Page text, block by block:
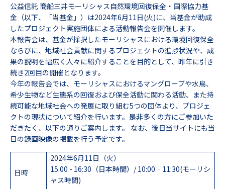
公益信託 商船三井モーリシャス自然環境回復保全・国際協力基
金（以下、「当基金」）は2024年6月11日(火)に、当基金が助成
したプロジェクト実施団体による活動報告会を開催します。
本報告会は、基金が採択したモーリシャスにおける環境回復保全
ならびに、地域社会貢献に関するプロジェクトの進捗状況や、成
果の説明を幅広く人々に紹介することを目的として、昨年に引き
続き2回目の開催となります。
今年の報告会では、モーリシャスにおけるマングローブや水鳥、
希少生物など生態系の回復および保全活動に関わる活動、また持
続可能な地域社会への発展に取り組む5つの団体より、プロジェ
クトの現状について紹介を行います。是非多くの方にご参加いた
だきたく、以下の通りご案内します。 なお、後日当サイトにも当
日の録画映像の掲載を行う予定です。
日時
2024年6月11日（火）
15:00 - 16:30（日本時間）/ 10:00‐11:30(モーリシ
ャス時間)